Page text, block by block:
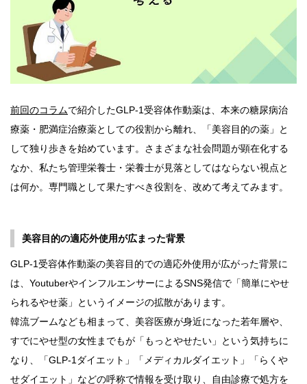
前回のコラムで紹介したGLP-1受容体作動薬は、本来の糖尿病治
療薬・肥満症治療薬としての役割から離れ、「美容目的の薬」と
して独り歩きを始めています。さまざまな社会問題が顕在化する
なか、私たち管理栄養士・栄養士が見落としてはならない視点と
は何か。専門職として果たすべき役割を、改めて考えてみます。
美容目的の適応外使用が広まった背景
GLP-1受容体作動薬の美容目的での適応外使用が広がった背景に
は、YoutuberやインフルエンサーによるSNS発信で「簡単にやせ
られるやせ薬」というイメージの拡散があります。
韓流ブームなども相まって、美容医療が身近になった若年層や、
すでにやせ型の女性までもが「もっとやせたい」という気持ちに
なり、「GLP-1ダイエット」「メディカルダイエット」「らくや
せダイエット」などの呼称で情報を受け取り、自由診療で処方を